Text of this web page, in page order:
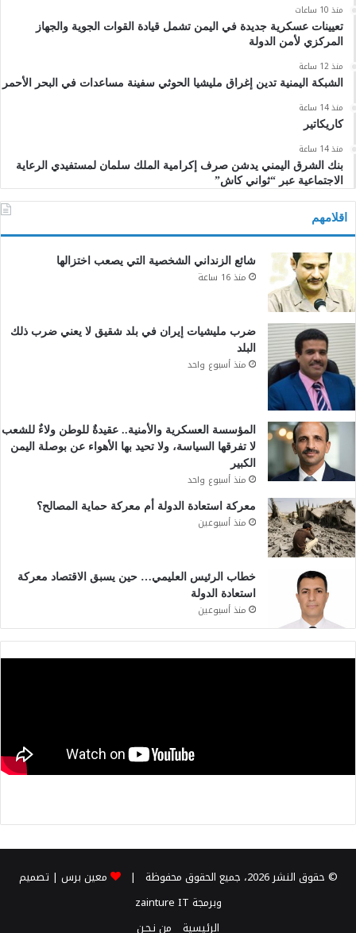
منذ 10 ساعات
تعيينات عسكرية جديدة في اليمن تشمل قيادة القوات الجوية والجهاز
المركزي لأمن الدولة
منذ 12 ساعة
الشبكة اليمنية تدين إغراق مليشيا الحوثي سفينة مساعدات في البحر الأحمر
منذ 14 ساعة
كاريكاتير
منذ 14 ساعة
بنك الشرق اليمني يدشن صرف إكرامية الملك سلمان لمستفيدي الرعاية
الاجتماعية عبر “ثواني كاش”
اقلامهم
شائع الزنداني الشخصية التي يصعب اختزالها
منذ 16 ساعة
ضرب مليشيات إيران في بلد شقيق لا يعني ضرب ذلك
البلد
منذ أسبوع واحد
المؤسسة العسكرية والأمنية.. عقيدةٌ للوطن ولاءٌ للشعب
لا تفرقها السياسة، ولا تحيد بها الأهواء عن بوصلة اليمن
الكبير
منذ أسبوع واحد
معركة استعادة الدولة أم معركة حماية المصالح؟
منذ أسبوعين
خطاب الرئيس العليمي… حين يسبق الاقتصاد معركة
استعادة الدولة
منذ أسبوعين
© حقوق النشر 2026، جميع الحقوق محفوظة | معين برس | تصميم
وبرمجة zainture IT
الرئيسية من نـحـن